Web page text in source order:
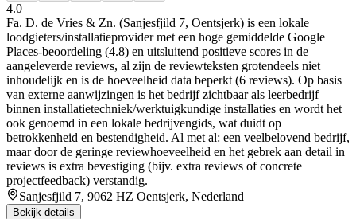
4.0
Fa. D. de Vries & Zn. (Sanjesfjild 7, Oentsjerk) is een lokale
loodgieters/installatieprovider met een hoge gemiddelde Google
Places-beoordeling (4.8) en uitsluitend positieve scores in de
aangeleverde reviews, al zijn de reviewteksten grotendeels niet
inhoudelijk en is de hoeveelheid data beperkt (6 reviews). Op basis
van externe aanwijzingen is het bedrijf zichtbaar als leerbedrijf
binnen installatietechniek/werktuigkundige installaties en wordt het
ook genoemd in een lokale bedrijvengids, wat duidt op
betrokkenheid en bestendigheid. Al met al: een veelbelovend bedrijf,
maar door de geringe reviewhoeveelheid en het gebrek aan detail in
reviews is extra bevestiging (bijv. extra reviews of concrete
projectfeedback) verstandig.
Sanjesfjild 7, 9062 HZ Oentsjerk, Nederland
Bekijk details